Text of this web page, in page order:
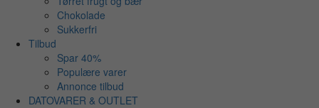
Chokolade
Sukkerfri
Tilbud
Spar 40%
Populære varer
Annonce tilbud
DATOVARER & OUTLET